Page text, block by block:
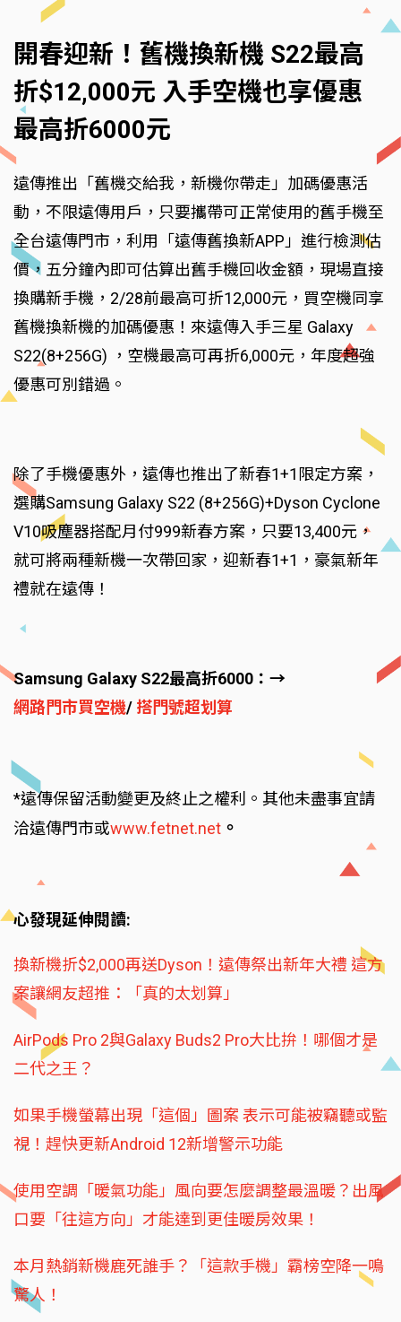
開春迎新！舊機換新機 S22最高
折$12,000元 入手空機也享優惠
最高折6000元
遠傳推出「舊機交給我，新機你帶走」加碼優惠活
動，不限遠傳用戶，只要攜帶可正常使用的舊手機至
全台遠傳門市，利用「遠傳舊換新APP」進行檢測估
價，五分鐘內即可估算出舊手機回收金額，現場直接
換購新手機，2/28前最高可折12,000元，買空機同享
舊機換新機的加碼優惠！來遠傳入手三星 Galaxy
S22(8+256G) ，空機最高可再折6,000元，年度超強
優惠可別錯過。
除了手機優惠外，遠傳也推出了新春1+1限定方案，
選購Samsung Galaxy S22 (8+256G)+Dyson Cyclone
V10吸塵器搭配月付999新春方案，只要13,400元，
就可將兩種新機一次帶回家，迎新春1+1，豪氣新年
禮就在遠傳！
Samsung Galaxy S22最高折6000：→
網路門市買空機/ 搭門號超划算
*遠傳保留活動變更及終止之權利。其他未盡事宜請
洽遠傳門市或www.fetnet.net 。
心發現延伸閱讀:
換新機折$2,000再送Dyson！遠傳祭出新年大禮 這方
案讓網友超推：「真的太划算」
AirPods Pro 2與Galaxy Buds2 Pro大比拚！哪個才是
二代之王？
如果手機螢幕出現「這個」圖案 表示可能被竊聽或監
視！趕快更新Android 12新增警示功能
使用空調「暖氣功能」風向要怎麼調整最溫暖？出風
口要「往這方向」才能達到更佳暖房效果！
本月熱銷新機鹿死誰手？「這款手機」霸榜空降一鳴
驚人！